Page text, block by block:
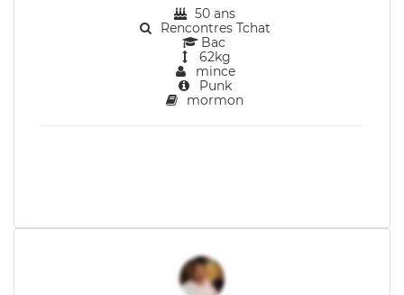
50 ans
Rencontres Tchat
Bac
62kg
mince
Punk
mormon